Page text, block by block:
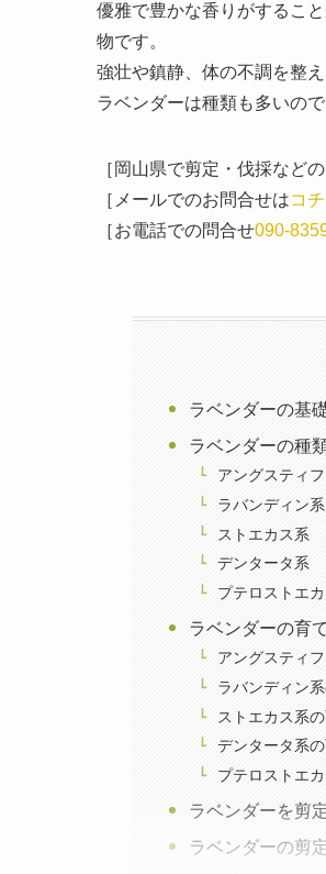
優雅で豊かな香りがするこ
物です。
強壮や鎮静、体の不調を整
ラベンダーは種類も多いの
［岡山県で剪定・伐採など
［メールでのお問合せはコ
［お電話での問合せ090-
ラベンダーの基
ラベンダーの種
アングスティ
ラバンディン系
ストエカス系
デンタータ系
プテロストエ
ラベンダーの育
アングスティ
ラバンディン
ストエカス系
デンタータ系
プテロストエ
ラベンダーを剪
ラベンダーの剪